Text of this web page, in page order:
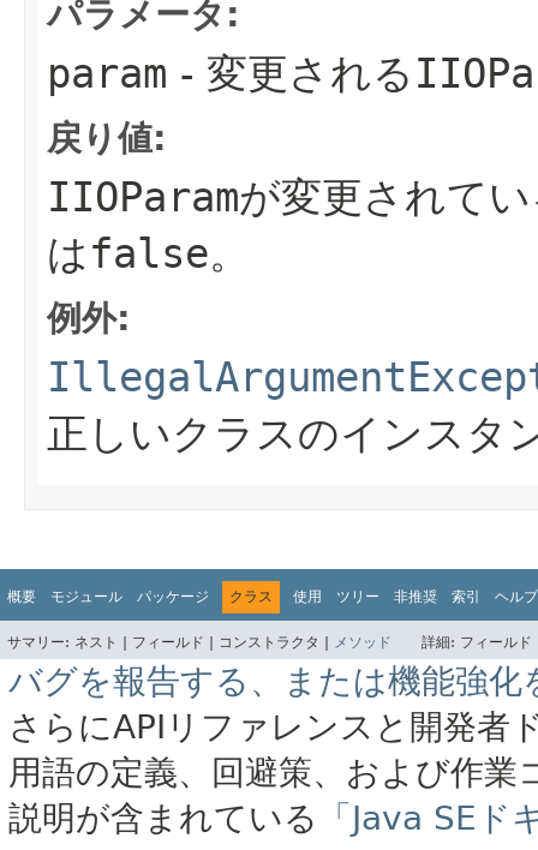
パラメータ:
param - 変更される
戻り値:
IIOParamが変更されて
はfalse。
例外:
正しいクラスのインスタ
概要 モジュール パッケージ クラス 使用 ツリー 非推奨 索引 ヘルプ
サマリー: ネスト | フィールド | コンストラクタ | メソッド 詳細: フィール
バグを報告する、または機能強化
さらにAPIリファレンスと開発者
用語の定義、回避策、および作
説明が含まれている
「Java SE